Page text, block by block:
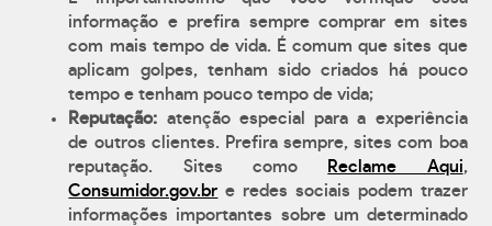
informação e prefira sempre comprar em sites
com mais tempo de vida. É comum que sites que
aplicam golpes, tenham sido criados há pouco
tempo e tenham pouco tempo de vida;
Reputação: atenção especial para a experiência
de outros clientes. Prefira sempre, sites com boa
reputação. Sites como
Reclame Aqui,
Consumidor.gov.br e redes sociais podem trazer
informações importantes sobre um determinado